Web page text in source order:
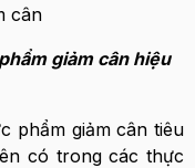
giảm cân hiệu
phẩm giảm cân tiêu
có trong các thực